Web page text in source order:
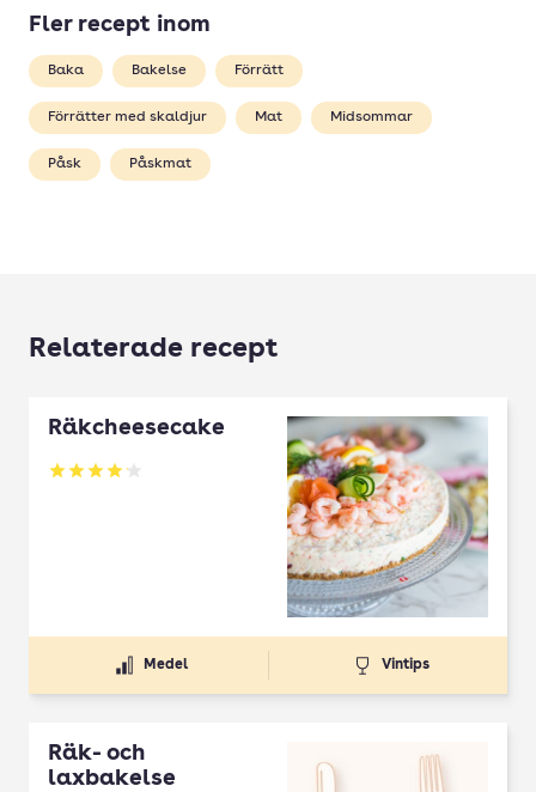
Fler recept inom
Baka Bakelse Förrätt
Förrätter med skaldjur Mat Midsommar
Påsk Påskmat
Relaterade recept
Räkcheesecake
Betyg: 4.15 av 5
Medel Vintips
Räk- och
laxbakelse